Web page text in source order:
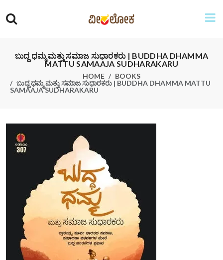
ಬುದ್ದ ಧಮ್ಮ ಮತ್ತು ಸಮಾಜ ಸುಧಾರಕರು | BUDDHA DHAMMA
MATTU SAMAAJA SUDHARAKARU
HOME
BOOKS
ಬುದ್ದ ಧಮ್ಮ ಮತ್ತು ಸಮಾಜ ಸುಧಾರಕರು | BUDDHA DHAMMA MATTU
SAMAAJA SUDHARAKARU